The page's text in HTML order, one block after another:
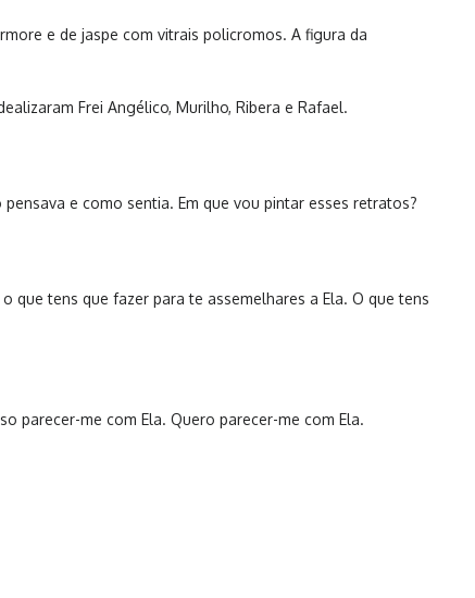
e de jaspe com vitrais policromos. A figura da
Frei Angélico, Murilho, Ribera e Rafael.
e como sentia. Em que vou pintar esses retratos?
que tens que fazer para te assemelhares a Ela. O que tens
parecer-me com Ela. Quero parecer-me com Ela.